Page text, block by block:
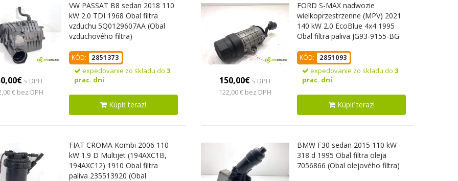
s DPH
€ bez DPH
VW PASSAT B8 sedan 2018 110
kW 2.0 TDI 1968 Obal filtra
vzduchu 5Q0129607AA (Obal
vzduchového filtra)
KÓD: 2851373
expedovanie zo skladu do 3
prac. dní
Kúpiť teraz!
150,00€ s DPH
122,00 € bez DPH
FORD S-MAX nadwozie
wielkoprzestrzenne (MPV) 2021
140 kW 2.0 EcoBlue 4x4 1995
Obal filtra paliva JG93-9155-BG
KÓD: 2851093
expedovanie zo skladu do3
prac. dní
Kúpiť teraz!
FIAT CROMA Kombi 2006 110
kW 1.9 D Multijet (194AXC1B,
194AXC12) 1910 Obal filtra
paliva 235513920 (Obal
BMW F30 sedan 2015 110 kW
318 d 1995 Obal filtra oleja
7056866 (Obal olejového filtra)